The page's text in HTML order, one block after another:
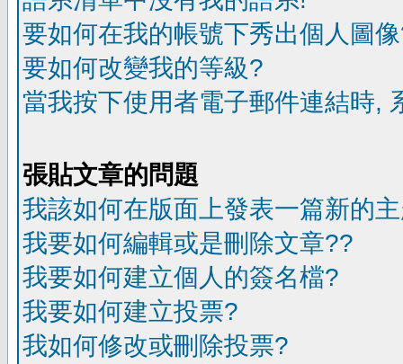
要如何在我的帳號下秀出個人圖
要如何改變我的等級?
當我按下使用者電子郵件連結時,
張貼文章的問題
我該如何在版面上發表一篇新的
我要如何編輯或是刪除文章??
我要如何建立個人的簽名檔?
我要如何建立投票?
我如何修改或刪除投票?